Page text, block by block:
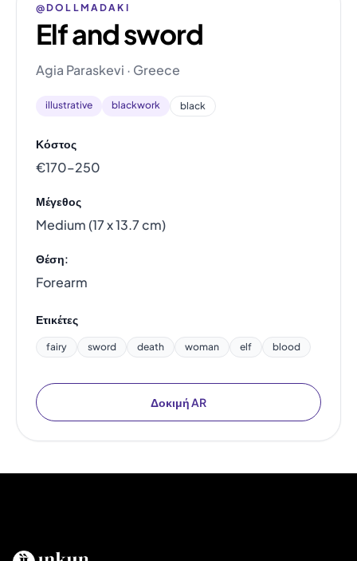
@DOLLMADAKI
Elf and sword
Agia Paraskevi · Greece
illustrative blackwork black
Κόστος
€170–250
Μέγεθος
Medium (17 x 13.7 cm)
Θέση:
Forearm
Ετικέτες
fairy sword death woman elf blood
Δοκιμή AR